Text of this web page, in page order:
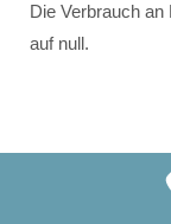
Die Verbrauch
auf null.
Wir reduzierten
2021 unser